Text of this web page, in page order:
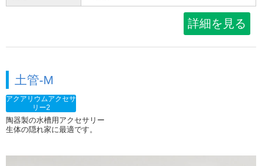
詳細を見る
土管-M
アクアリウムアクセサ
リー2
陶器製の水槽用アクセサリー
生体の隠れ家に最適です。